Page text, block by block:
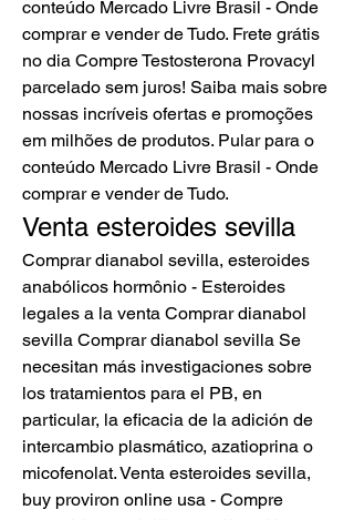
conteúdo Mercado Livre Brasil - Onde
comprar e vender de Tudo. Frete grátis
no dia Compre Testosterona Provacyl
parcelado sem juros! Saiba mais sobre
nossas incríveis ofertas e promoções
em milhões de produtos. Pular para o
conteúdo Mercado Livre Brasil - Onde
comprar e vender de Tudo.
Venta esteroides sevilla
Comprar dianabol sevilla, esteroides
anabólicos hormônio - Esteroides
legales a la venta Comprar dianabol
sevilla Comprar dianabol sevilla Se
necesitan más investigaciones sobre
los tratamientos para el PB, en
particular, la eficacia de la adición de
intercambio plasmático, azatioprina o
micofenolat. Venta esteroides sevilla,
buy proviron online usa - Compre